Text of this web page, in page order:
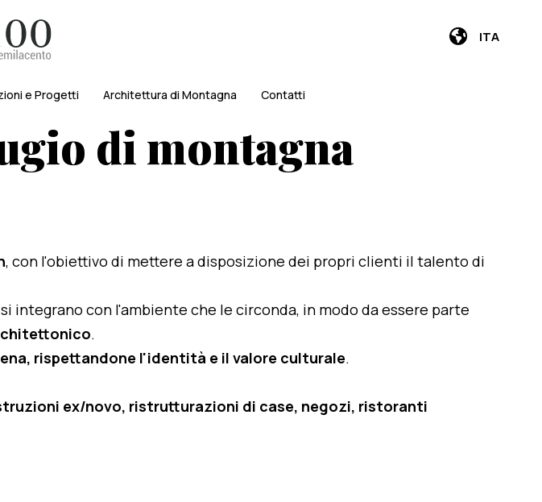
ITA
e Progetti Architettura di Montagna Contatti
di montagna
, con l'obiettivo di mettere a disposizione dei propri clienti il talento di
integrano con l'ambiente che le circonda, in modo da essere parte
.
rispettandone l'identità e il valore culturale.
ex/novo, ristrutturazioni di case, negozi, ristoranti